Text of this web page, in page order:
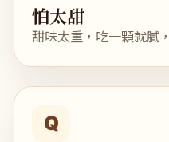
怕太甜
甜味太重，吃一顆就膩
Q